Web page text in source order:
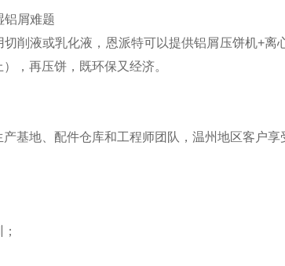
铝屑难题
削液或乳化液，恩派特可以提供铝屑压饼机+
，再压饼，既环保又经济。
基地、配件仓库和工程师团队，温州地区客户享